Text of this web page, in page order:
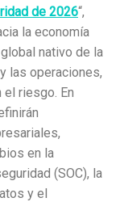
de 2026“,
la economía
nativo de la
las operaciones,
riesgo. En
en la
(SOC), la
y el